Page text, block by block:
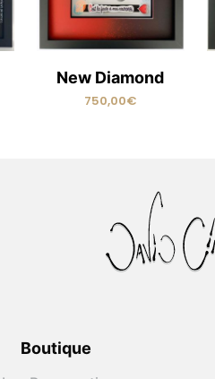
New Diamond
750,00€
Boutique